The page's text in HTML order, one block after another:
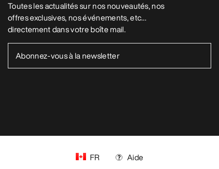
Toutes les actualités sur nos nouveautés, nos
offres exclusives, nos événements, etc…
directement dans votre boîte mail.
FR Aide